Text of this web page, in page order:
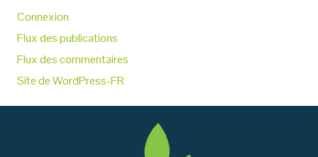
Connexion
Flux des publications
Flux des commentaires
Site de WordPress-FR